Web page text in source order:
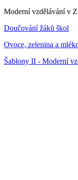
Moderní vzdělávání v
Doučování žáků škol
Ovoce, zelenina a
Šablony II - Moderní